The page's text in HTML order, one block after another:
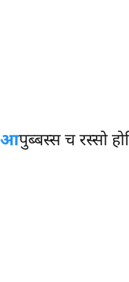
आपुब्बस्स च रस्सो